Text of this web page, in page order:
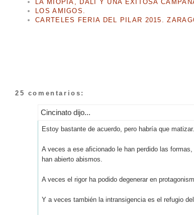
LA MIOPÍA, DALÍ Y UNA EXITOSA
LOS AMIGOS.
CARTELES FERIA DEL PILAR 2015.
25 comentarios:
Cincinato dijo...
Estoy bastante de acuerdo, pero habría que matizar.
A veces a ese aficionado le han perdido las
han abierto abismos.
A veces el rigor ha podido degenerar en
Y a veces también la intransigencia es el refugio